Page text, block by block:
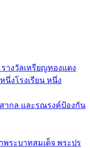
างวัลเหรียญทองแดง
นึ่งโรงเรียน หนึ่ง
ากล และรณรงค์ป้องกัน
ระบาทสมเด็จ พระปร